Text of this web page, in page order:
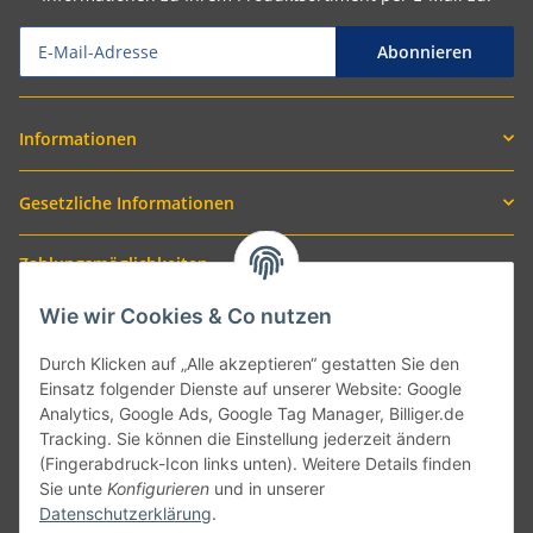
Abonnieren
Informationen
Gesetzliche Informationen
Zahlungsmöglichkeiten
Versand mit
Wie wir Cookies & Co nutzen
Durch Klicken auf „Alle akzeptieren“ gestatten Sie den
Einsatz folgender Dienste auf unserer Website: Google
Analytics, Google Ads, Google Tag Manager, Billiger.de
Tracking. Sie können die Einstellung jederzeit ändern
(Fingerabdruck-Icon links unten). Weitere Details finden
Sie unte Konfigurieren und in unserer
Datenschutzerklärung.